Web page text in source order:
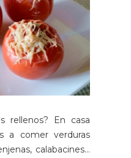
rellenos? En casa
a comer verduras
calabacines...